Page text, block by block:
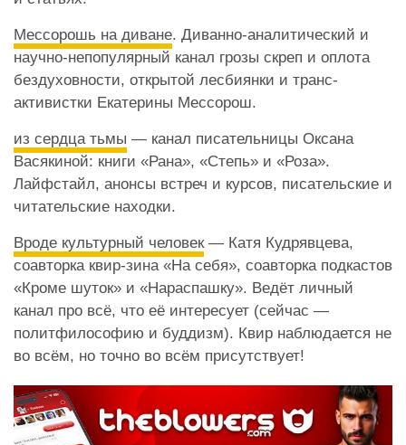
Мессорошь на диване. Диванно-аналитический и
научно-непопулярный канал грозы скреп и оплота
бездуховности, открытой лесбиянки и транс-
активистки Екатерины Мессорош.
из сердца тьмы — канал писательницы Оксана
Васякиной: книги «Рана», «Степь» и «Роза».
Лайфстайл, анонсы встреч и курсов, писательские и
читательские находки.
Вроде культурный человек— Катя Кудрявцева,
соавторка квир-зина «На себя», соавторка подкастов
«Кроме шуток» и «Нараспашку». Ведёт личный
канал про всё, что её интересует (сейчас —
политфилософию и буддизм). Квир наблюдается не
во всём, но точно во всём присутствует!